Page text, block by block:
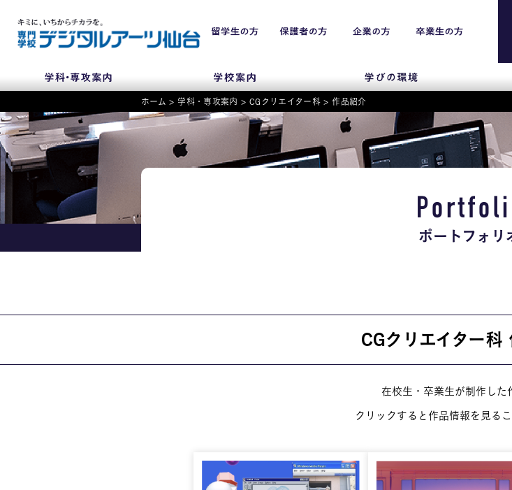
NEWS 学科・専攻案内
就職・資格 イベント案内
留学生
保護者
お問
交通
学校
よく
個人
サイト
ホーム > 学科・専攻案内 > CGクリエイター科 >作品紹介
ポートフォリ
CGクリエイター科
在校生・卒業生が制作した
クリックすると作品情報を見るこ